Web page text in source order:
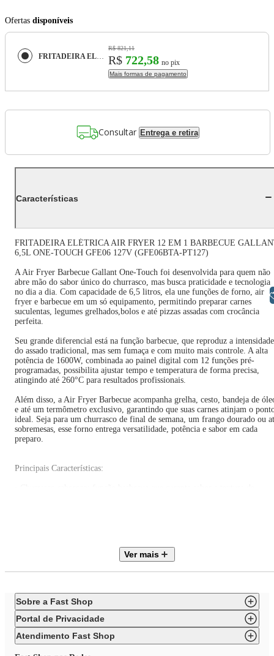
Ofertas disponíveis
FRITADEIRA ELÉTRICA AIR FRYER 12 EM 1 BARBECUE GALLANT 6,5L ONE-TOUCH GFE06 127V (GFE06BTA-PT127)
R$ 821,11
R$ 722,58 no pix
Mais formas de pagamento
Consultar Entrega e retira
Características
FRITADEIRA ELÉTRICA AIR FRYER 12 EM 1 BARBECUE
6,5L ONE-TOUCH GFE06 127V (GFE06BTA-PT127)
A Air Fryer Barbecue Gallant One-Touch foi desenvolvida para quem não
abre mão do sabor único do churrasco, mas busca praticidade e tecnologia
no dia a dia. Com capacidade de 6,5 litros, ela une funções de forno, air
fryer e barbecue em um só equipamento, permitindo preparar carnes
suculentas, legumes grelhados,bolos e até pizzas assadas com crocância
perfeita.
Seu grande diferencial está na função barbecue, que reproduz a intensidade
do assado tradicional, mas sem fumaça e com muito mais controle. A alta
potência de 1600W, combinada ao painel digital com 12 funções pré-
programadas, possibilita ajustar tempo e temperatura de forma precisa,
atingindo até 260°C para resultados profissionais.
Além disso, a Air Fryer Barbecue acompanha grelha, cesto, bandeja de
e até um termômetro exclusivo, garantindo que suas carnes atinjam o
ideal. Seja para um churrasco de final de semana, um frango dourado ou
sobremesas, esse forno entrega versatilidade, potência e sabor em cada
preparo.
Principais Características:
• Preparo no ponto certo: controle de temperatura de 50°C a 260°C e timer
termômetro de precisão.
• Limpeza facilitada: revestimento antiaderente para facilitar a limpeza.
• Mais controle para você: desligamento automático, aviso sonoro e luz
indicadora de funcionamento.
Ver mais
Sobre a Fast Shop
Portal de Privacidade
Atendimento Fast Shop
Libras